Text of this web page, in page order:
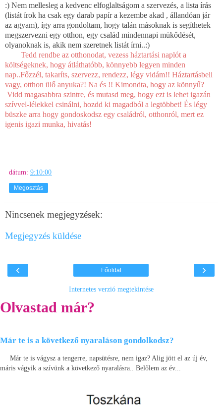
:) Nem mellesleg a kedvenc elfoglaltságom a szervezés, a lista írás
(listát írok ha csak egy darab papír a kezembe akad , állandóan jár
az agyam), így arra gondoltam, hogy talán másoknak is segíthetek
megszervezni egy otthon, egy család mindennapi mükődését,
olyanoknak is, akik nem szeretnek listát írni..:)
Tedd rendbe az otthonodat, vezess háztartási naplót a
költségeknek, hogy átláthatóbb, könnyebb legyen minden
nap..Főzzél, takaríts, szervezz, rendezz, légy vidám!! Háztartásbeli
vagy, otthon ülő anyuka?! Na és !! Kimondta, hogy az könnyű?
Vidd magasabbra szintre, és mutasd meg, hogy ezt is lehet igazán
szívvel-lélekkel csinálni, hozdd ki magadból a legtöbbet! És légy
büszke arra hogy gondoskodsz egy családról, otthonról, mert ez
igenis igazi munka, hivatás!
dátum: 9:10:00
Megosztás
Nincsenek megjegyzések:
Megjegyzés küldése
‹ ›
Főoldal
Internetes verzió megtekintése
Olvastad már?
Már te is a következő nyaraláson gondolkodsz?
Már te is vágysz a tengerre, napsütésre, nem igaz? Alig jött el az új év,
máris vágyik a szívünk a következő nyaralásra.. Belőlem az év...